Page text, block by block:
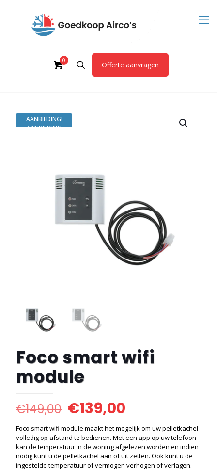
0
Offerte aanvragen
AANBIEDING
Foco smart wifi
module
€149,00 Oorspronkelijke
prijs
was:
€149,00.
€139,00
prijs
is:
€139,00.
Foco smart wifi module maakt het mogelijk om uw pelletkachel
volledig op afstand te bedienen. Met een app op uw telefoon
kan de temperatuur in de woning afgelezen worden en indien
nodig kunt u de pelletkachel aan of uit zetten. Ook kunt u de
ingestelde temperatuur of vermogen verhogen of verlagen.